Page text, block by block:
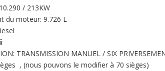
/ 213KW
du moteur: 9.726 L
TRANSMISSION MANUEL / SIX
, (nous pouvons le modifier à 70 sièges)